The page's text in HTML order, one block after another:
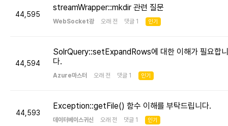
44,595
streamWrapper::mkdir 관련 질문
WebSocket광 오래 전 댓글 1 인기
44,594
SolrQuery::setExpandRows에 대한 이해가 필요합니
다.
Azure마스터 오래 전 댓글 1 인기
44,593
Exception::getFile() 함수 이해를 부탁드립니다.
데이터베이스귀신 오래 전 댓글 1 인기